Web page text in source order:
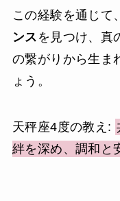
この経験を通じて
ンス を見つけ、真
の繋がりから生ま
ょう。
天秤座4度の教え:
絆を深め、調和と